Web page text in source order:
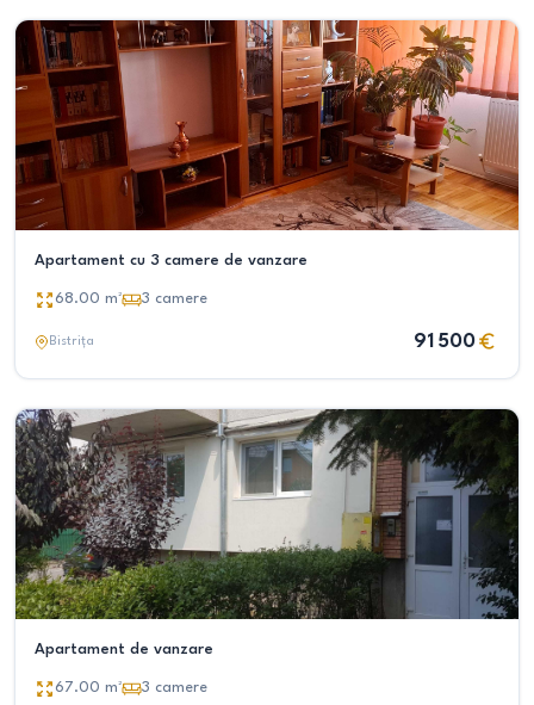
Apartament cu 3 camere de vanzare
68.00 m² 3 camere
Bistrița 91 500
Apartament de vanzare
67.00 m² 3 camere